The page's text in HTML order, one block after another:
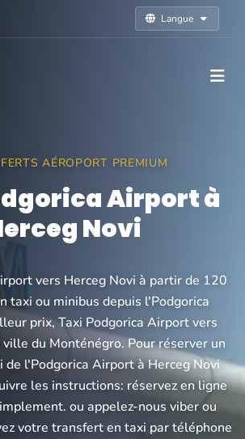
Langue
AÉROPORT PREMIUM
Airport à
Novi
vers Herceg Novi à partir de 120
taxi ou minibus depuis l'Podgorica
prix, Taxi Podgorica Airport vers
du Monténégro. Pour réserver un
l'Podgorica Airport à Herceg Novi
les instructions: réservez en ligne
ou appelez-nous viber ou
votre transfert en taxi par téléphone